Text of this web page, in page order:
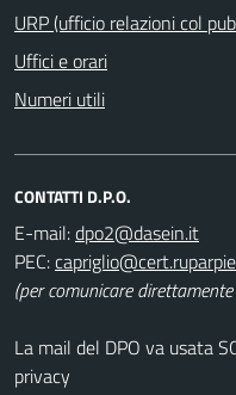
URP (ufficio relazioni col
Uffici e orari
Numeri utili
CONTATTI D.P.O.
E-mail:
PEC:
(per comunicare
La mail del DPO va usata
privacy